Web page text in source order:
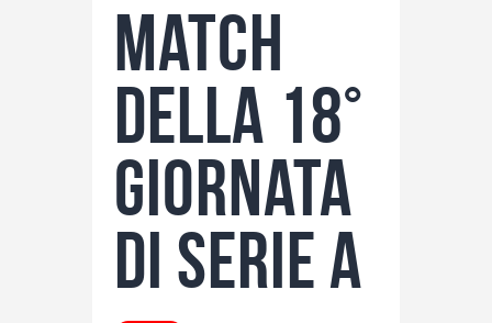
match
della 18°
giornata
di Serie A